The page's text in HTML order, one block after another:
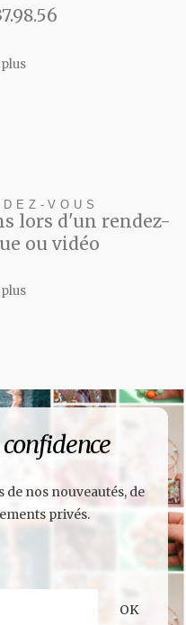
VOUS
lors d'un rendez-
ou vidéo
nos nouveautés, de
privés.